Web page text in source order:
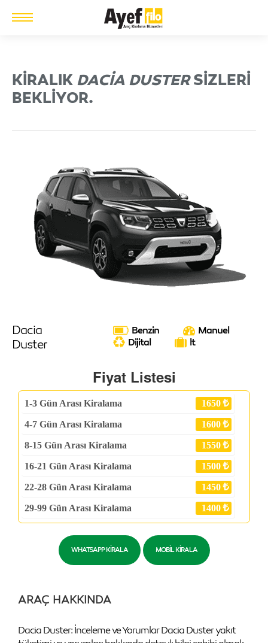
KIRALIK DACIA DUSTERSIZLERI
BEKLIYOR.
Dacia
Duster
Benzin
Manuel
Dijital
lt
Fiyat Listesi
1-3 Gün Arası Kiralama 1650
4-7 Gün Arası Kiralama 1600
8-15 Gün Arası Kiralama 1550
16-21 Gün Arası Kiralama 1500
22-28 Gün Arası Kiralama 1450
29-99 Gün Arası Kiralama 1400
WHATSAPP KIRALA MOBIL KIRALA
ARAÇ HAKKINDA
Dacia Duster: İnceleme ve Yorumlar Dacia Duster yakıt